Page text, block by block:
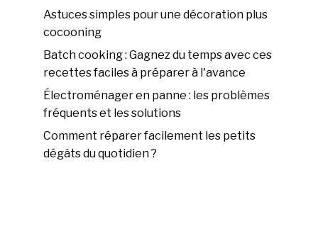
Astuces simples pour une décoration plus
cocooning
Batch cooking : Gagnez du temps avec ces
recettes faciles à préparer à l'avance
Électroménager en panne : les problèmes
fréquents et les solutions
Comment réparer facilement les petits
dégâts du quotidien ?